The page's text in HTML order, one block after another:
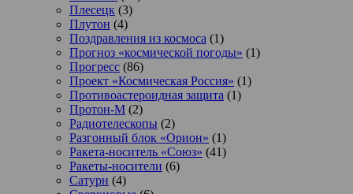
Плесецк (3)
Плутон (4)
Поздравления из космоса (1)
Прогноз «космической погоды» (1)
Прогресс (86)
Проект «Космическая Россия» (1)
Противоастероидная защита (1)
Протон-М (2)
Радиотелескопы (2)
Разгонный блок «Орион» (1)
Ракета-носитель «Союз» (41)
Ракеты-носители (6)
Сатурн (4)